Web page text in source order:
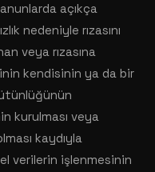
açıkça
nedeniyle rızasını
veya rızasına
kendisinin ya da bir
kurulması veya
kaydıyla
verilerin işlenmesinin